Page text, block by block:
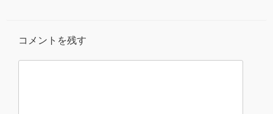
コメントを残す